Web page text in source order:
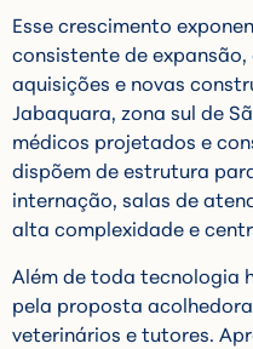
Esse crescimento
consistente de
aquisições e novas
Jabaquara, zona sul de
médicos projetados e
dispõem de estrutura
internação, salas de
alta complexidade e
Além de toda tecnologia
pela proposta
veterinários e tutores.